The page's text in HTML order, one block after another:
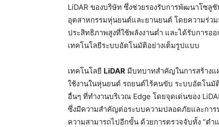
LiDAR ของบริษัท ซึ่งช่วยรองรับการพัฒนาโซลู
อุตสาหกรรมหุ่นยนต์และยานยนต์ โดยความร่ว
ประสิทธิภาพสูงที่ใช้พลังงานต่ำ และได้รับการอ
เทคโนโลยีระบบอัตโนมัติอย่างเต็มรูปแบบ
เทคโนโลยี LiDAR มีบทบาทสำคัญในการสร้าง
ใช้งานในหุ่นยนต์ รถยนต์ไร้คนขับ ระบบอัตโนมั
อื่นๆ ที่ทำงานบริเวณ Edge โดยจุดเด่นของ
ซึ่งมีความสำคัญต่อระบบความปลอดภัยและการ
ความสามารถไปอีกขั้น ด้วยการตรวจจับทั้ง “ต